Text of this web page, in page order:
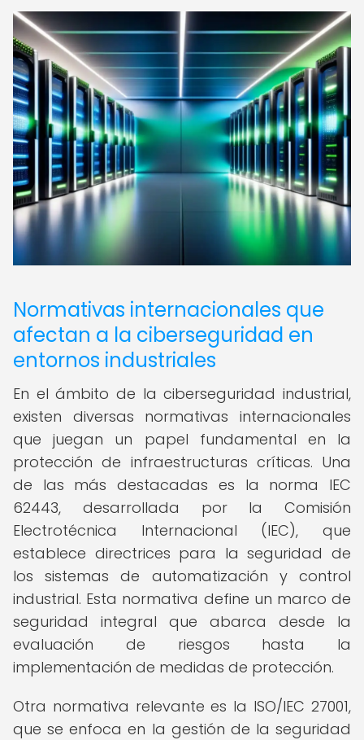
Normativas internacionales que
afectan a la ciberseguridad en
entornos industriales
En el ámbito de la ciberseguridad industrial,
existen diversas normativas internacionales
que juegan un papel fundamental en la
protección de infraestructuras críticas. Una
de las más destacadas es la norma IEC
62443, desarrollada por la Comisión
Electrotécnica Internacional (IEC), que
establece directrices para la seguridad de
los sistemas de automatización y control
industrial. Esta normativa define un marco de
seguridad integral que abarca desde la
evaluación de riesgos hasta la
implementación de medidas de protección.
Otra normativa relevante es la ISO/IEC 27001,
que se enfoca en la gestión de la seguridad